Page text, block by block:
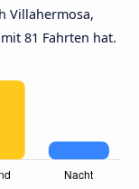
Villahermosa,
81 Fahrten hat.